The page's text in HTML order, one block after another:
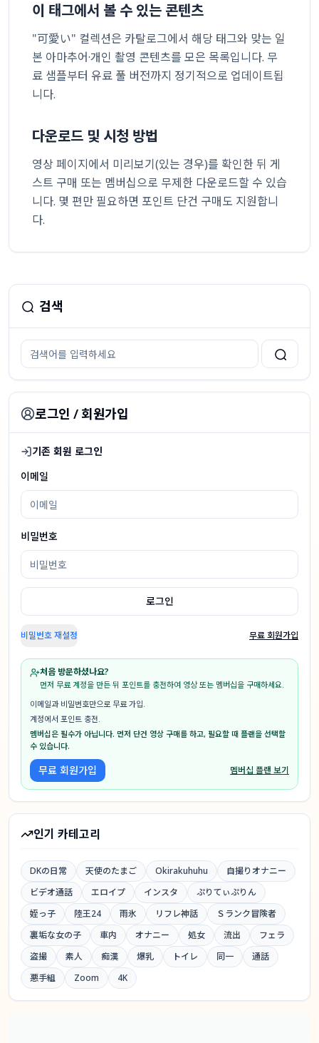
이 태그에서 볼 수 있는 콘텐츠
"可愛い" 컬렉션은 카탈로그에서 해당 태그와 맞는 일
본 아마추어·개인 촬영 콘텐츠를 모은 목록입니다. 무
료 샘플부터 유료 풀 버전까지 정기적으로 업데이트됩
니다.
다운로드 및 시청 방법
영상 페이지에서 미리보기(있는 경우)를 확인한 뒤 게
스트 구매 또는 멤버십으로 무제한 다운로드할 수 있습
니다. 몇 편만 필요하면 포인트 단건 구매도 지원합니
다.
검색
로그인 / 회원가입
기존 회원 로그인
이메일
비밀번호
로그인
비밀번호 재설정 무료 회원가입
처음 방문하셨나요?
먼저 무료 계정을 만든 뒤 포인트를 충전하여 영상 또는 멤버십을 구매하세요.
이메일과 비밀번호만으로 무료 가입.
계정에서 포인트 충전.
멤버십은 필수가 아닙니다. 먼저 단건 영상 구매를 하고, 필요할 때 플랜을 선택할
수 있습니다.
무료 회원가입 멤버십 플랜 보기
인기 카테고리
DKの日常 天使のたまご Okirakuhuhu
自撮りオナニー
ビデオ通話
エロイプ インスタ
ぷりてぃぷりん
姪っ子
陸王24 雨氷 リフレ神話
Ｓランク冒険者
裏垢な女の子
車内 オナニー 処女 流出
フェラ
盗撮
素人 痴漢 爆乳 トイレ 同一
通話
悪手組
Zoom 4K